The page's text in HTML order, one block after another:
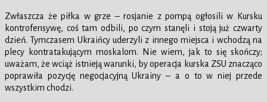
Zwłaszcza że piłka w grze – rosjanie z pompą ogłosili w Kursku
kontrofensywę, coś tam odbili, po czym stanęli i stoją już czwarty
dzień. Tymczasem Ukraińcy uderzyli z innego miejsca i wchodzą na
plecy kontratakującym moskalom. Nie wiem, jak to się skończy;
uważam, że wciąż istnieją warunki, by operacja kurska ZSU znacząco
poprawiła pozycję negocjacyjną Ukrainy – a o to w niej przede
wszystkim chodzi.